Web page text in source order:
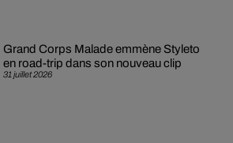
31 juillet 2026
Grand Corps Malade emmène Styleto
en road-trip dans son nouveau clip